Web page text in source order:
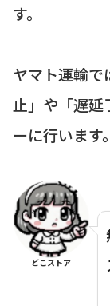
す。
ヤマト運輸で
止」や「遅延
ーに行います。
どこストア